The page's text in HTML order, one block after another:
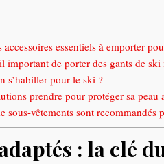
accessoires essentiels à emporter
important de porter des gants de ski
s’habiller pour le ski ?
prendre pour protéger sa peau
sous-vêtements sont recommandés
: la clé